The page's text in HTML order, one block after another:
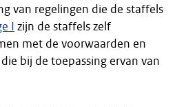
van regelingen die de staffels
I zijn de staffels zelf
met de voorwaarden en
bij de toepassing ervan van